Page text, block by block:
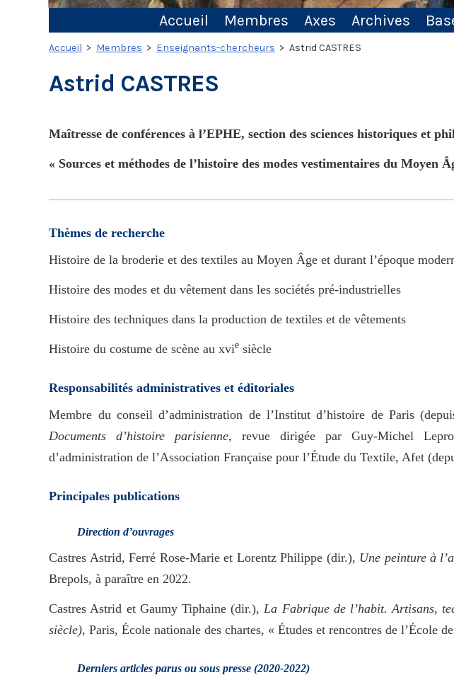
Accueil Membres Axes Archives
Accueil > Membres > Enseignants-chercheurs > Astrid CASTRES
Astrid CASTRES
Maîtresse de conférences à l’EPHE, section des sciences historiques et
« Sources et méthodes de l’histoire des modes vestimentaires du Moyen
Thèmes de recherche
Histoire de la broderie et des textiles au Moyen Âge et durant l’époque
Histoire des modes et du vêtement dans les sociétés pré-industrielles
Histoire des techniques dans la production de textiles et de vêtements
Histoire du costume de scène au xvie siècle
Responsabilités administratives et éditoriales
Membre du conseil d’administration de l’Institut d’histoire de Paris
Documents d’histoire parisienne, revue dirigée par Guy-Michel
d’administration de l’Association Française pour l’Étude du Textile, Afet
Principales publications
Direction d’ouvrages
Castres Astrid, Ferré Rose-Marie et Lorentz Philippe (dir.), Une peinture à
Brepols, à paraître en 2022.
Castres Astrid et Gaumy Tiphaine (dir.), La Fabrique de l’habit. Artisans,
siècle), Paris, École nationale des chartes, « Études et rencontres de l’École
Derniers articles parus ou sous presse (2020-2022)